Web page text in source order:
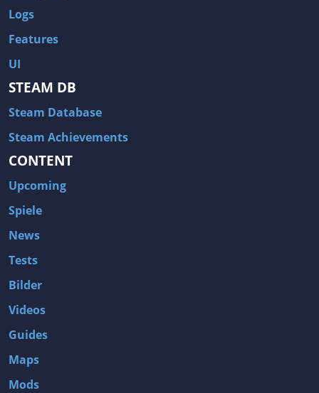
Logs
Features
UI
STEAM DB
Steam Database
Steam Achievements
CONTENT
Upcoming
Spiele
News
Tests
Bilder
Videos
Guides
Maps
Mods